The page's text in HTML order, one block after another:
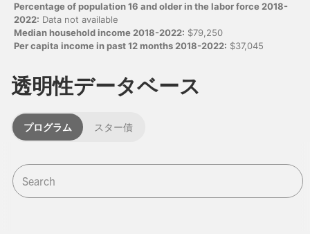
Percentage of population 16 and older in the labor force 2018-
2022: Data not available
Median household income 2018-2022: $79,250
Per capita income in past 12 months 2018-2022: $37,045
透明性データベース
プログラム スター債